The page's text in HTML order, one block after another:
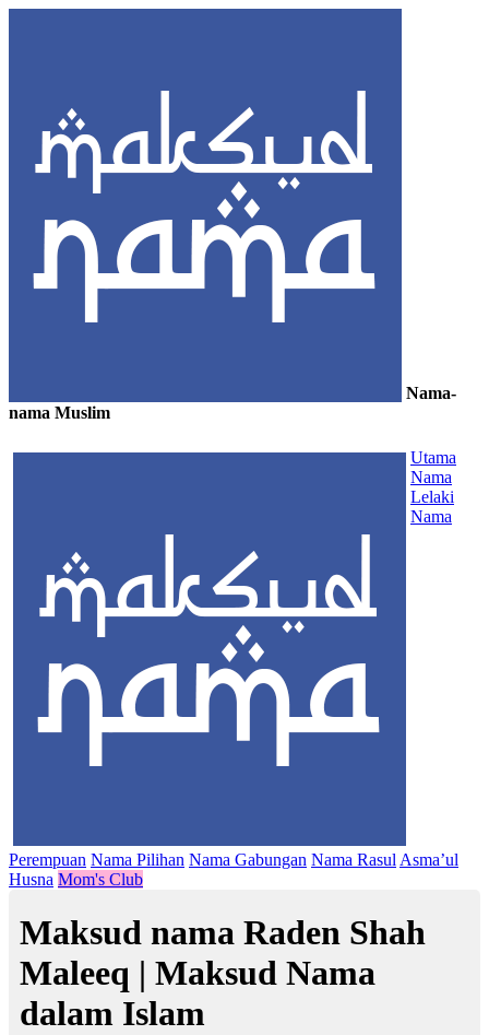
Nama-
nama Muslim
Utama
Nama
Lelaki
Nama
Perempuan Nama Pilihan Nama Gabungan Nama Rasul Asma’ul
Husna Mom's Club
Maksud nama Raden Shah
Maleeq | Maksud Nama
dalam Islam